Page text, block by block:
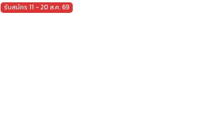
รับสมัคร 11 - 20 ส.ค. 69